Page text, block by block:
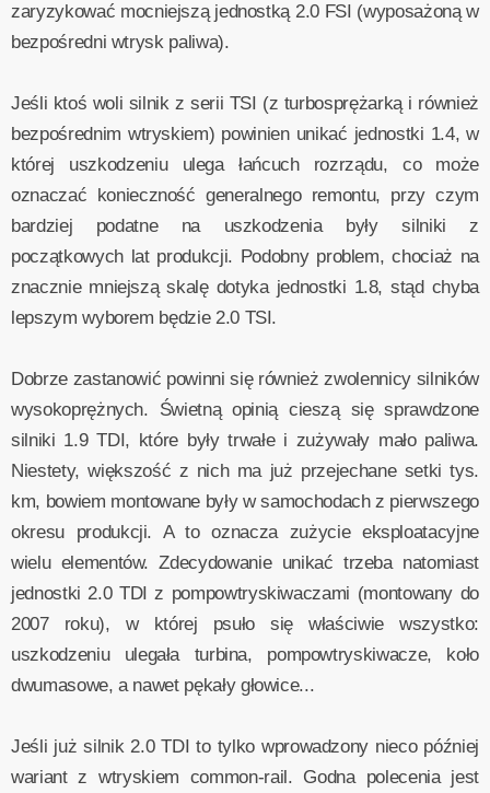
zaryzykować mocniejszą jednostką 2.0 FSI (wyposażoną w
bezpośredni wtrysk paliwa).
Jeśli ktoś woli silnik z serii TSI (z turbosprężarką i również
bezpośrednim wtryskiem) powinien unikać jednostki 1.4, w
której uszkodzeniu ulega łańcuch rozrządu, co może
oznaczać konieczność generalnego remontu, przy czym
bardziej podatne na uszkodzenia były silniki z
początkowych lat produkcji. Podobny problem, chociaż na
znacznie mniejszą skalę dotyka jednostki 1.8, stąd chyba
lepszym wyborem będzie 2.0 TSI.
Dobrze zastanowić powinni się również zwolennicy silników
wysokoprężnych. Świetną opinią cieszą się sprawdzone
silniki 1.9 TDI, które były trwałe i zużywały mało paliwa.
Niestety, większość z nich ma już przejechane setki tys.
km, bowiem montowane były w samochodach z pierwszego
okresu produkcji. A to oznacza zużycie eksploatacyjne
wielu elementów. Zdecydowanie unikać trzeba natomiast
jednostki 2.0 TDI z pompowtryskiwaczami (montowany do
2007 roku), w której psuło się właściwie wszystko:
uszkodzeniu ulegała turbina, pompowtryskiwacze, koło
dwumasowe, a nawet pękały głowice...
Jeśli już silnik 2.0 TDI to tylko wprowadzony nieco później
wariant z wtryskiem common-rail. Godna polecenia jest